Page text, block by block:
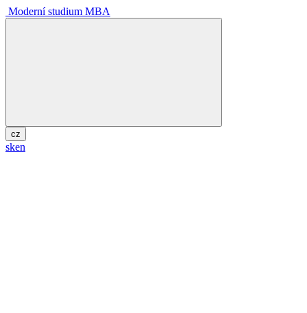
Moderní studium MBA
cz
sken